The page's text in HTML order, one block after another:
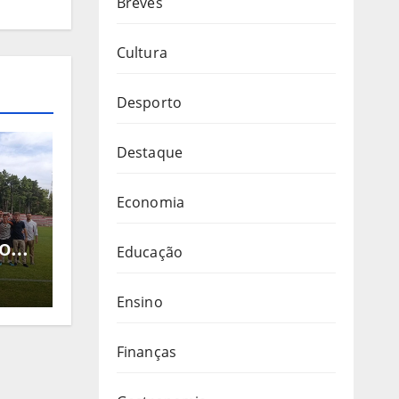
Cultura
Desporto
Destaque
Economia
Educação
Ensino
Finanças